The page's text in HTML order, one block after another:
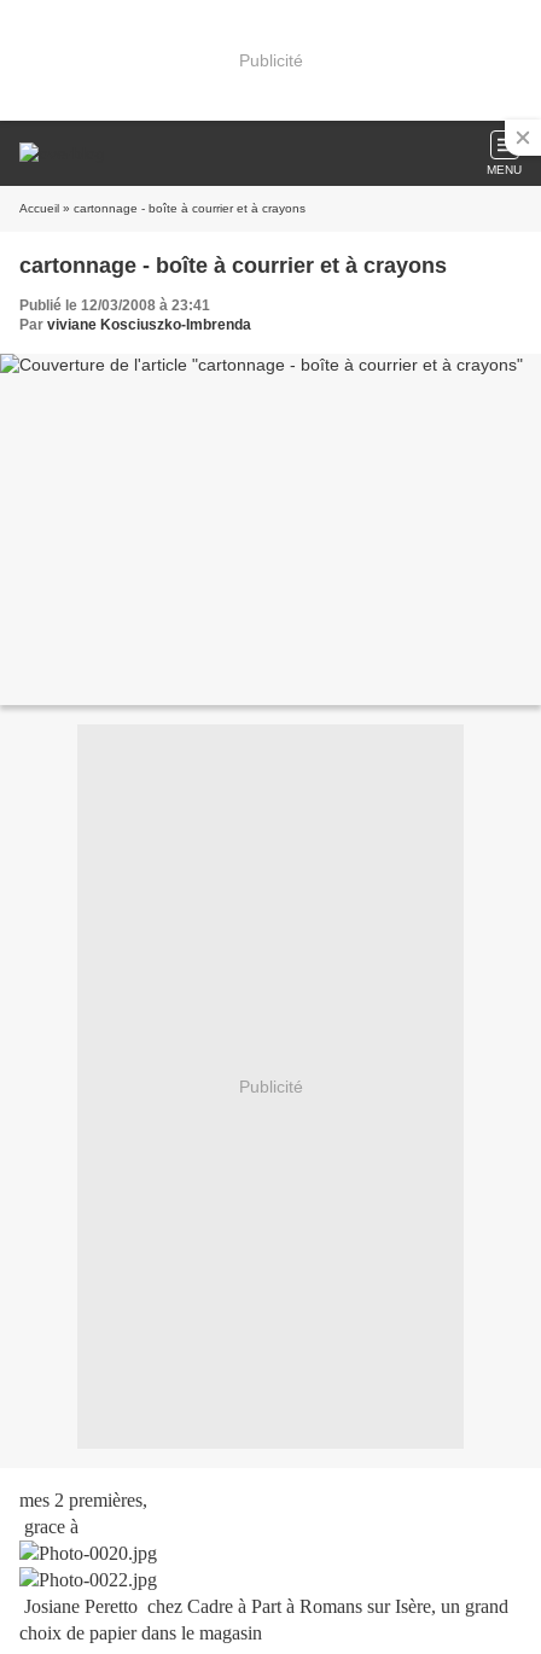
Publicité
MENU
Accueil » cartonnage - boîte à courrier et à crayons
cartonnage - boîte à courrier et à crayons
Publié le 12/03/2008 à 23:41
Par viviane Kosciuszko-Imbrenda
Publicité
mes 2 premières,
grace à
Josiane Peretto chez Cadre à Part à Romans sur Isère, un grand
choix de papier dans le magasin